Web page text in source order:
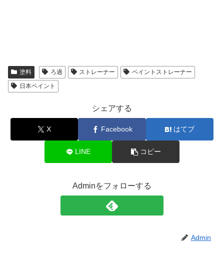
塗料 ろ過 ストレーナー
ペイントストレーナー
日本ペイント
シェアする
X Facebook はてブ
LINE コピー
Adminをフォローする
Admin